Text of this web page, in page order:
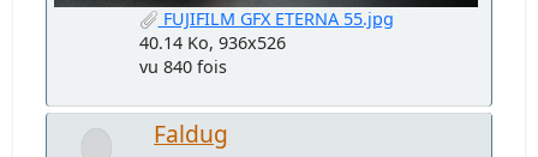
FUJIFILM GFX ETERNA 55.jpg
40.14 Ko, 936x526
vu 840 fois
Faldug